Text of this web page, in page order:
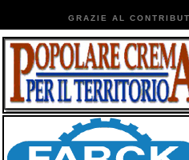
GRAZIE AL